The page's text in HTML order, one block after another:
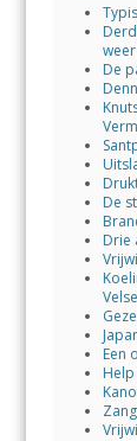
De
De
Drie
Een